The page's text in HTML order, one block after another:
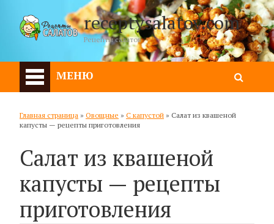
receptysalatov.com
Рецепты салатов
МЕНЮ
Главная страница » Овощные » С капустой » Салат из квашеной
капусты — рецепты приготовления
Салат из квашеной
капусты — рецепты
приготовления